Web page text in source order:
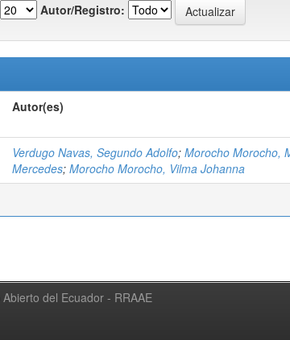
Autor/Registro:
Autor(es)
Verdugo Navas, Segundo Adolfo; Morocho Morocho,
Mercedes; Morocho Morocho, Vilma Johanna
del Ecuador - RRAAE